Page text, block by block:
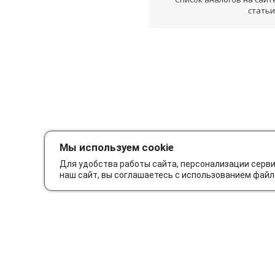
Мы используем cookie
Для удобства работы сайта, персонализации
наш сайт, вы соглашаетесь с использованием